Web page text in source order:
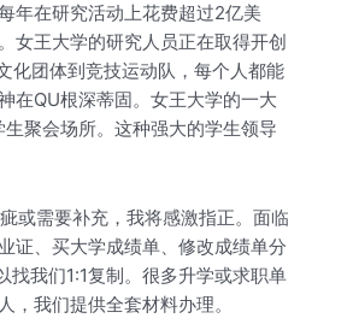
年在研究活动上花费超过2亿美
女王大学的研究人员正在取得开创
化团体到竞技运动队，每个人都能
在QU根深蒂固。女王大学的一大
聚会场所。这种强大的学生领导
或需要补充，我将感激指正。面临
证、买大学成绩单、修改成绩单分
我们1:1复制。很多升学或求职单
我们提供全套材料办理。